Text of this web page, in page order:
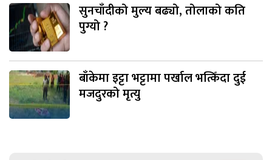
सुनचाँदीको मुल्य बढ्यो, तोलाको कति
पुग्यो ?
बाँकेमा इट्टा भट्टामा पर्खाल भत्किँदा दुई
मजदुरको मृत्यु